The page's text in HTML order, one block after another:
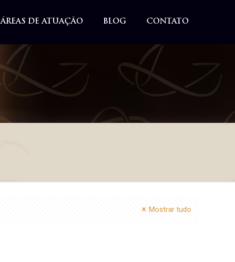
ÁREAS DE ATUAÇÃO BLOG CONTATO
Mostrar tudo